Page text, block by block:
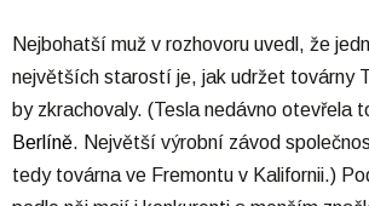
Nejbohatší muž v rozhovoru uvedl, že
největších starostí je, jak udržet továrny
by zkrachovaly. (Tesla nedávno otevřela
Berlíně. Největší výrobní závod
tedy továrna ve Fremontu v Kalifornii.)